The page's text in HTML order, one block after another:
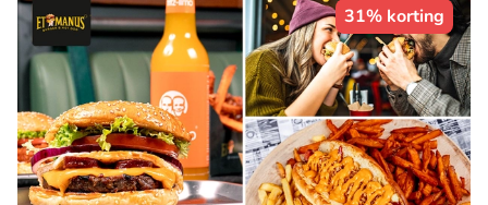
31% korting